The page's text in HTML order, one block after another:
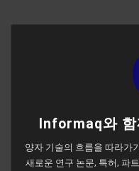
Informaq와
양자 기술의 흐름을 따라가
새로운 연구 논문, 특허, 파